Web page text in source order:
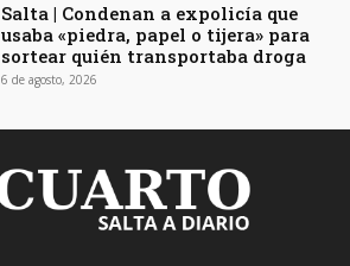
Salta | Condenan a expolicía que
usaba «piedra, papel o tijera» para
sortear quién transportaba droga
6 de agosto, 2026